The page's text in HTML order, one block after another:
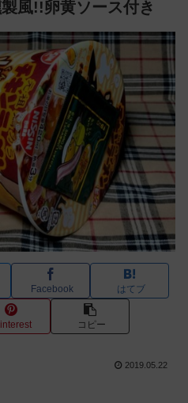
風!!卵黄ソース付き
Facebook はてブ
コピー
2019.05.22